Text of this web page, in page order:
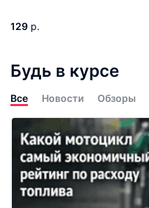
129 р.
Будь в курсе
Все Новости Обзоры